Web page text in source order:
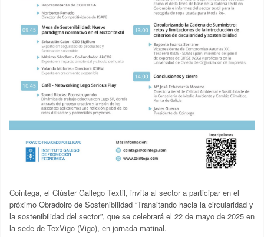
Cointega, el Clúster Gallego Textil, invita al sector a participar en el
próximo Obradoiro de Sostenibilidad “Transitando hacia la circularidad y
la sostenibilidad del sector”, que se celebrará el 22 de mayo de 2025 en
la sede de TexVigo (Vigo), en jornada matinal.